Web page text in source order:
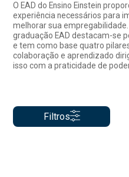
O EAD do Ensino Einstein
experiência necessários para
melhorar sua
graduação EAD destacam-se
e tem como base quatro
colaboração e aprendizado
isso com a praticidade de
Filtros